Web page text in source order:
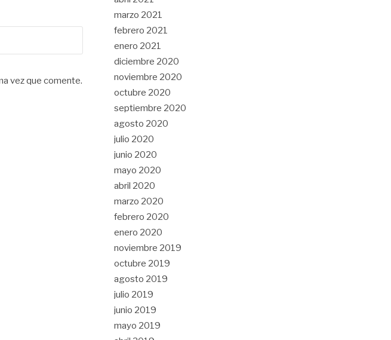
vez que comente.
marzo 2021
febrero 2021
enero 2021
diciembre 2020
noviembre 2020
octubre 2020
septiembre 2020
agosto 2020
julio 2020
junio 2020
mayo 2020
abril 2020
marzo 2020
febrero 2020
enero 2020
noviembre 2019
octubre 2019
agosto 2019
julio 2019
junio 2019
mayo 2019